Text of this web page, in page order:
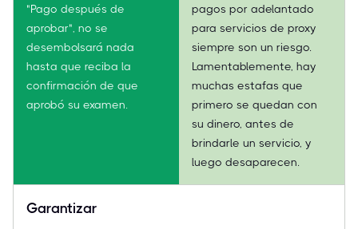
"Pago después de
aprobar", no se
desembolsará nada
hasta que reciba la
confirmación de que
aprobó su examen.
pagos por adelantado
para servicios de proxy
siempre son un riesgo.
Lamentablemente, hay
muchas estafas que
primero se quedan con
su dinero, antes de
brindarle un servicio, y
luego desaparecen.
Garantizar